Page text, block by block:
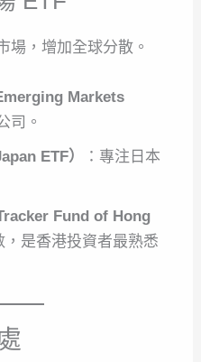
場，增加全球分散。
Markets
司。
ETF）
：專注日本
Fund of Hong
，是香港投資者最熟悉